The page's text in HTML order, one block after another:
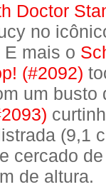
Doctor
no
E mais o
(#2092)
um busto
(9,1
cercado
de altura.